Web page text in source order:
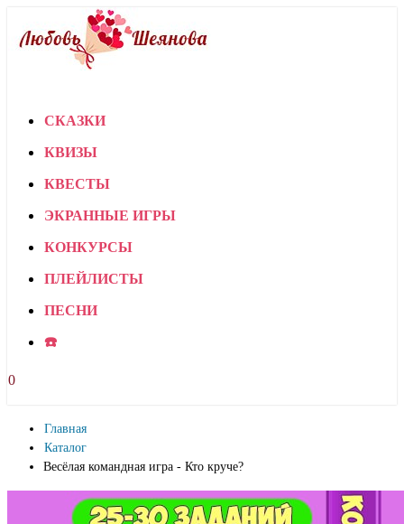
СКАЗКИ
КВИЗЫ
КВЕСТЫ
ЭКРАННЫЕ ИГРЫ
КОНКУРСЫ
ПЛЕЙЛИСТЫ
ПЕСНИ
☎️
0
Главная
Каталог
Весёлая командная игра - Кто круче?